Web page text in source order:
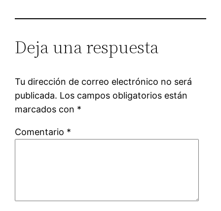
Deja una respuesta
Tu dirección de correo electrónico no será
publicada. Los campos obligatorios están
marcados con *
Comentario *